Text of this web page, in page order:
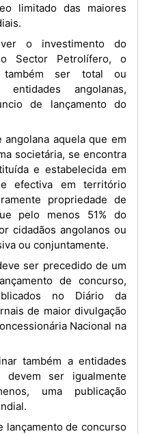
limitado das maiores
Sector Petrolífero, o
também ser total ou
angolanas,
de lançamento do
societária, se encontra
e estabelecida em
efectiva em território
propriedade de
pelo menos 51% do
cidadãos angolanos ou
ou conjuntamente.
de concurso,
no Diário da
de maior divulgação
Nacional na
devem ser igualmente
uma publicação